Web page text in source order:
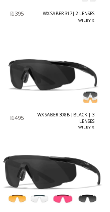
WX SABER 317| 2 LENSES
₪395
WILEY X
WX SABER 308B |BLACK | 3
LENSES
₪495
WILEY X